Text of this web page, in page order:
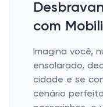
com
Imagina você,
ensolarado,
cidade e se
cenário